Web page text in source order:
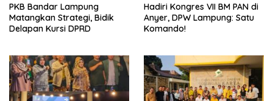
PKB Bandar Lampung
Matangkan Strategi, Bidik
Delapan Kursi DPRD
Hadiri Kongres VII BM PAN di
Anyer, DPW Lampung: Satu
Komando!